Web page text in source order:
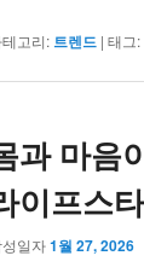
고리:트렌드 | 태그:
과 마음
이프스
성일자1월 27, 2026